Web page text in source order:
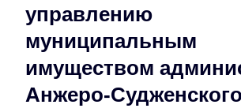
управлению
муниципальным
имуществом
Анжеро-Судженского